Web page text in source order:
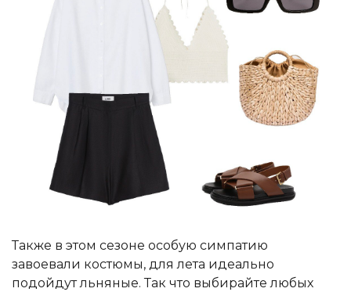
Также в этом сезоне особую симпатию
завоевали костюмы, для лета идеально
подойдут льняные. Так что выбирайте любых